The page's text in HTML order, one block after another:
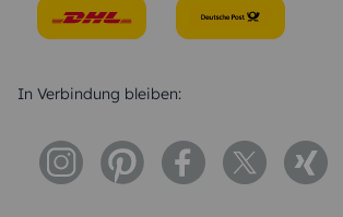
In Verbindung bleiben: